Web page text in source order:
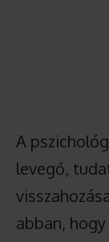
A
levegő,
abban,